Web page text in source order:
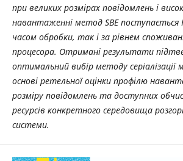
при великих розмірах повідомлень і
навантаженні метод SBE поступається
часом обробки, так і за рівнем
процесора. Отримані результати
оптимальний вибір методу серіалізації
основі ретельної оцінки профілю
розміру повідомлень та доступних
ресурсів конкретного середовища
системи.